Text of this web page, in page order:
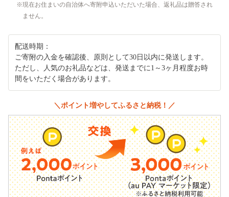
現在お住まいの自治体へ寄附申込いただいた場合、返礼品は贈答され
ません。
配送時期：
ご寄附の入金を確認後、原則として30日以内に発送します。
ただし、人気のお礼品などは、発送までに1～3ヶ月程度お時
間をいただく場合があります。
＼ポイント増やしてふるさと納税！／